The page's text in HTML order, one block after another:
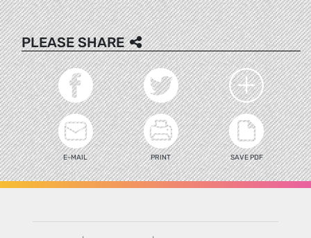
PLEASE SHARE
E-MAIL PRINT SAVE PDF